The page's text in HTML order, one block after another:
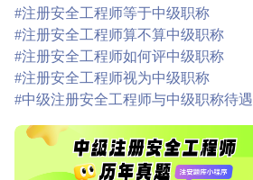
#注册安全工程师等于中级职称
#注册安全工程师算不算中级职称
#注册安全工程师如何评中级职称
#注册安全工程师视为中级职称
#中级注册安全工程师与中级职称待遇